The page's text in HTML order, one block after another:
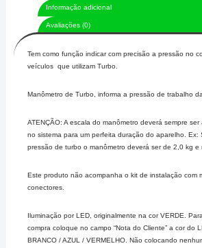
Informação adicional
Avaliações (0)
Tem como função indicar com precisão a pressão no
veículos que utilizam Turbo.
Manômetro de Turbo, informa a pressão de trabalho
ATENÇÃO: A escala do manômetro deverá sempre
no sistema para um perfeita duração do aparelho. Ex:
pressão de turbo o manômetro deverá ser de 2,0 kg e
Este produto não acompanha o kit de instalação com
conectores.
Iluminação por LED, originalmente na cor VERDE.
compra coloque no campo “Nota do Cliente” a cor do
BRANCO / AZUL / VERMELHO. Não colocando